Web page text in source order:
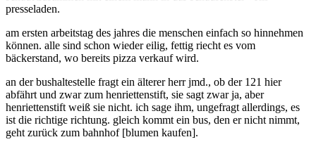
presseladen.
am ersten arbeitstag des jahres die menschen einfach so hinnehmen
können. alle sind schon wieder eilig, fettig riecht es vom
bäckerstand, wo bereits pizza verkauf wird.
an der bushaltestelle fragt ein älterer herr jmd., ob der 121 hier
abfährt und zwar zum henriettenstift, sie sagt zwar ja, aber
henriettenstift weiß sie nicht. ich sage ihm, ungefragt allerdings, es
ist die richtige richtung. gleich kommt ein bus, den er nicht nimmt,
geht zurück zum bahnhof [blumen kaufen].